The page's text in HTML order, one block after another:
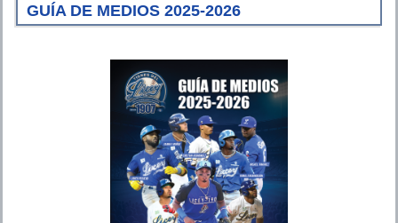
GUÍA DE MEDIOS 2025-2026